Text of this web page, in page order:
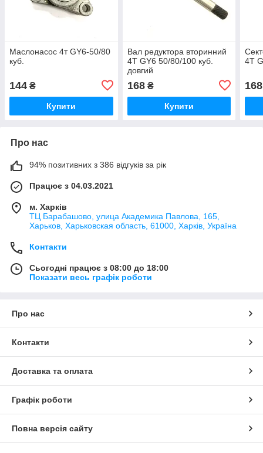
Маслонасос 4т GY6-50/80
куб.
144 ₴
Купити
Вал редуктора вторинний
4T GY6 50/80/100 куб.
довгий
168₴
Купити
4T
168
Про нас
94% позитивних з 386 відгуків за рік
Працює з 04.03.2021
м. Харків
ТЦ Барабашово, улица Академика Павлова, 165,
Харьков, Харьковская область, 61000, Харків, Україна
Контакти
Сьогодні працює з 08:00 до 18:00
Показати весь графік роботи
Про нас
Контакти
Доставка та оплата
Графік роботи
Повна версія сайту